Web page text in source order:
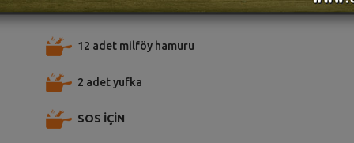
12 adet milföy hamuru
2 adet yufka
SOS İÇİN